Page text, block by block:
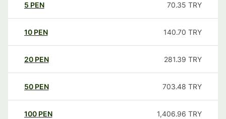
5 PEN 70.35 TRY
10 PEN 140.70 TRY
20 PEN 281.39 TRY
50 PEN 703.48 TRY
100 PEN 1,406.96 TRY